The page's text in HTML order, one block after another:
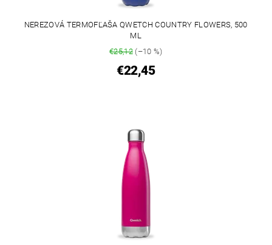
NEREZOVÁ TERMOFĽAŠA QWETCH COUNTRY FLOWERS, 500
ML
€25,12(–10 %)
€22,45